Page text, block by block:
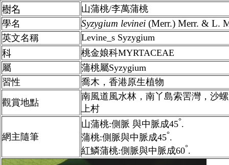
樹名
山蒲桃/李萬蒲桃
學名
Syzygium levinei (Merr.) Merr. & L.
英文名稱
Levine_s Syzygium
科
桃金娘科MYRTACEAE
屬
蒲桃屬Syzygium
習性
喬木，香港原生植物
觀賞地點
南風道風水林，南丫島索罟灣，沙
上村
網主隨筆
山蒲桃:側脈 與中脈成45°.
蒲桃:側脈與中脈成45°.
紅鱗蒲桃:側脈與中脈成60°.